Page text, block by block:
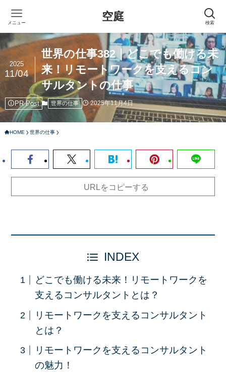
空庭 検索
メニュー
世界の仕事382｜どこでも働ける未
来！リモートワークを支えるコン
サルタントの仕事
2025
11/04
PR Post 世界の仕事 2025年11月4日
HOME 世界の仕事
URLをコピーする
INDEX
どこでも働ける未来！リモートワークを
支えるコンサルタントとは？
リモートワークを支えるコンサルタント
とは？
リモートワークを支えるコンサルタント
の魅力！